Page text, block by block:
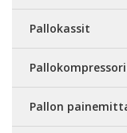
Pallokassit
Pallon